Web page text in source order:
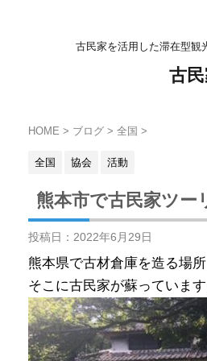
古民家を活用した滞在型観
古
HOME > ブログ > 全国 >
全国 協会 活動
熊本市で古民家ツー
投稿日： 2022年6月29日
熊本県で古材倉庫を造る場所
そこに古民家が蘇っています